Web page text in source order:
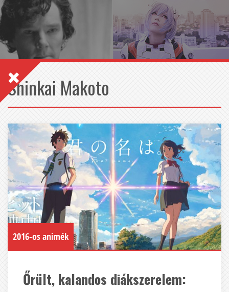
Shinkai Makoto
2016-os animék
Őrült, kalandos diákszerelem: